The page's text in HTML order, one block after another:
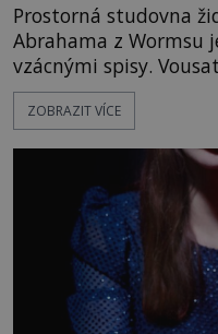
Prostorná studovna
Abrahama z Wormsu
vzácnými spisy.
před sebou má
magických textů. Jde o Abramelinův grimoár, který
kouzla, jak si někteří
pověru? Už šest
ZOBRAZIT VÍCE